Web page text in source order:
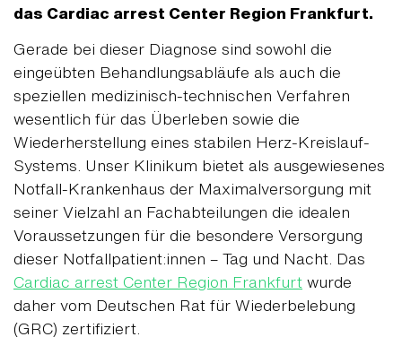
das Cardiac arrest Center Region Frankfurt.
Gerade bei dieser Diagnose sind sowohl die
eingeübten Behandlungsabläufe als auch die
speziellen medizinisch-technischen Verfahren
wesentlich für das Überleben sowie die
Wiederherstellung eines stabilen Herz-Kreislauf-
Systems. Unser Klinikum bietet als ausgewiesenes
Notfall-Krankenhaus der Maximalversorgung mit
seiner Vielzahl an Fachabteilungen die idealen
Voraussetzungen für die besondere Versorgung
dieser Notfallpatient:innen – Tag und Nacht. Das
Cardiac arrest Center Region Frankfurt wurde
daher vom Deutschen Rat für Wiederbelebung
(GRC) zertifiziert.